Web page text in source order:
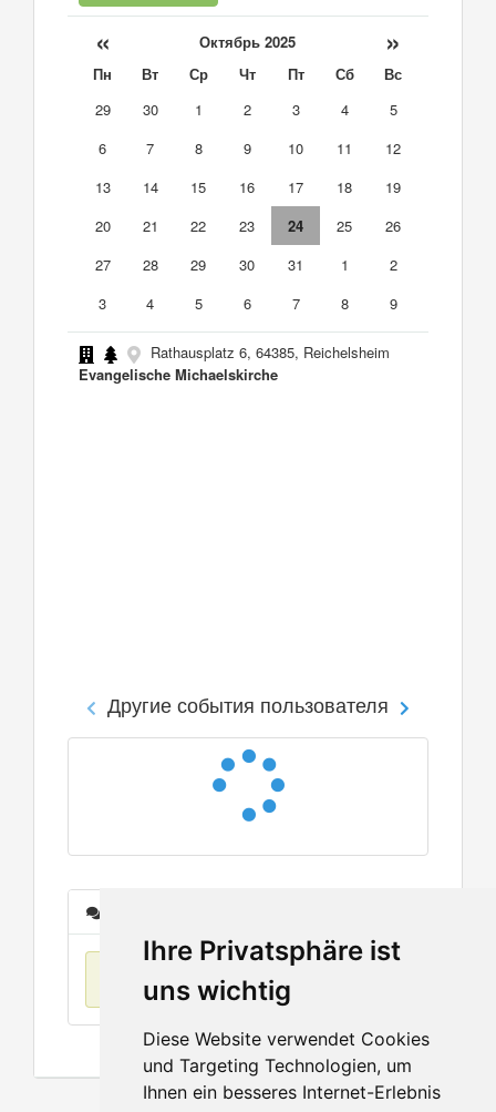
Ihre Privatsphäre ist
uns wichtig
Diese Website verwendet Cookies
und Targeting Technologien, um
Ihnen ein besseres Internet-Erlebnis
« Октябрь 2025 »
Пн Вт Ср Чт Пт Сб
Вс
29
30 1 2 3 4
5
6
7 8 9 10 11
12
13
14 15 16 17 18
19
20
21 22 23 24 25
26
27
28 29 30 31 1
2
3
4 5 6 7 8 9
Rathausplatz 6, 64385, Reichelsheim
Evangelische Michaelskirche
Другие события пользователя